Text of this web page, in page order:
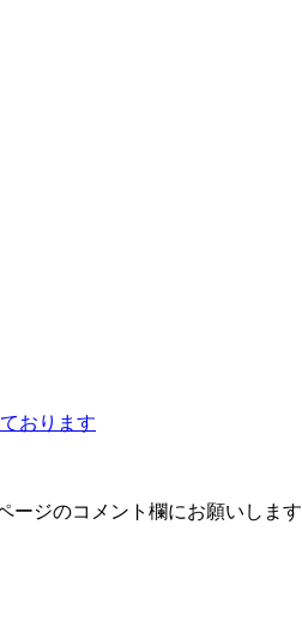
おります
ージのコメント欄にお願いします